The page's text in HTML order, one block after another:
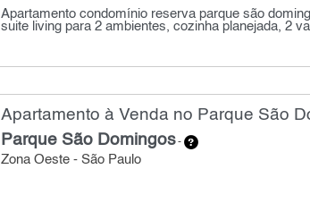
Apartamento condomínio reserva parque são
suite living para 2 ambientes, cozinha planejada, 2
Apartamento à Venda no Parque São
Parque São Domingos-
Zona Oeste - São Paulo